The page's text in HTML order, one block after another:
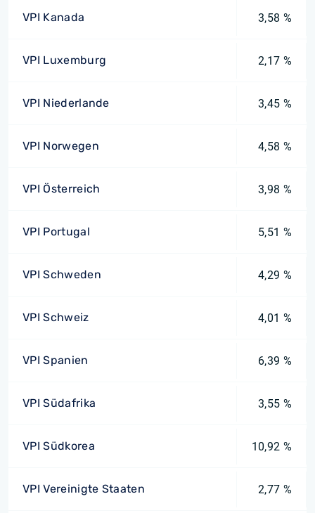
VPI Kanada 3,58 %
VPI Luxemburg 2,17 %
VPI Niederlande 3,45 %
VPI Norwegen 4,58 %
VPI Österreich 3,98 %
VPI Portugal 5,51 %
VPI Schweden 4,29 %
VPI Schweiz 4,01 %
VPI Spanien 6,39 %
VPI Südafrika 3,55 %
VPI Südkorea 10,92 %
VPI Vereinigte Staaten 2,77 %